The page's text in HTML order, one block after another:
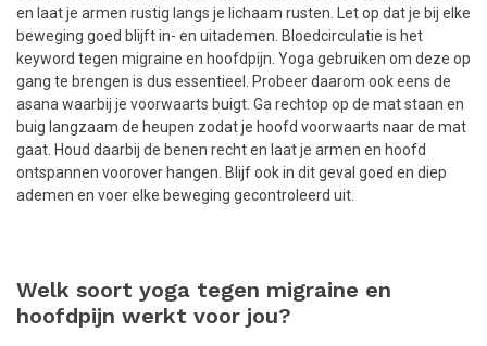
en laat je armen rustig langs je lichaam rusten. Let op dat je bij elke
beweging goed blijft in- en uitademen. Bloedcirculatie is het
keyword tegen migraine en hoofdpijn. Yoga gebruiken om deze op
gang te brengen is dus essentieel. Probeer daarom ook eens de
asana waarbij je voorwaarts buigt. Ga rechtop op de mat staan en
buig langzaam de heupen zodat je hoofd voorwaarts naar de mat
gaat. Houd daarbij de benen recht en laat je armen en hoofd
ontspannen voorover hangen. Blijf ook in dit geval goed en diep
ademen en voer elke beweging gecontroleerd uit.
Welk soort yoga tegen migraine en
hoofdpijn werkt voor jou?